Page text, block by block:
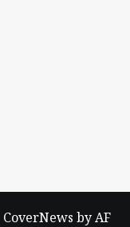
CoverNews by AF